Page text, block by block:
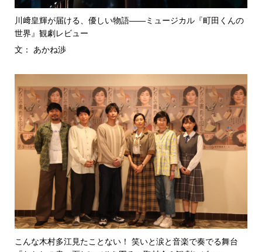
川﨑皇輝が届ける、優しい物語――ミュージカル『町田くんの
世界』観劇レビュー
文： あかね渉
こんな木村多江見たことない！ 笑いと涙と音楽で奏でる舞台